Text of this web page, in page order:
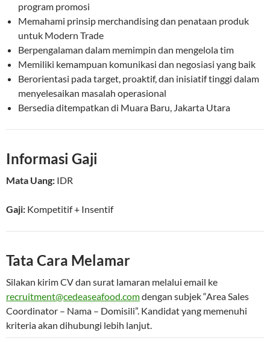
program promosi
Memahami prinsip merchandising dan penataan produk
untuk Modern Trade
Berpengalaman dalam memimpin dan mengelola tim
Memiliki kemampuan komunikasi dan negosiasi yang baik
Berorientasi pada target, proaktif, dan inisiatif tinggi dalam
menyelesaikan masalah operasional
Bersedia ditempatkan di Muara Baru, Jakarta Utara
Informasi Gaji
Mata Uang: IDR
Gaji: Kompetitif+ Insentif
Tata Cara Melamar
Silakan kirim CV dan surat lamaran melalui email ke
recruitment@cedeaseafood.comdengan subjek “Area Sales
Coordinator – Nama – Domisili”. Kandidat yang memenuhi
kriteria akan dihubungi lebih lanjut.